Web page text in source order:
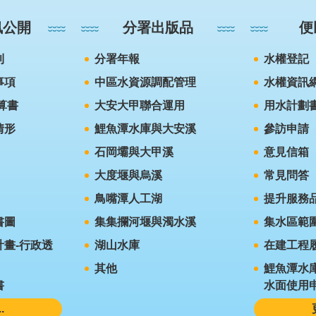
開
項
書
形
圖
畫-行政透
分署出版品
分署年報
中區水資源調配管理
大安大甲聯合運用
鯉魚潭水庫與大安溪
石岡壩與大甲溪
大度堰與烏溪
鳥嘴潭人工湖
集集攔河堰與濁水溪
湖山水庫
其他
便
水權登記
水權資訊
用水計劃
參訪申請
意見信箱
常見問答
提升服務
集水區範
在建工程
鯉魚潭水
水面使用